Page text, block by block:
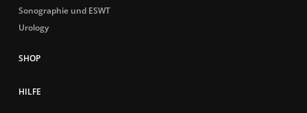
Sonographie und ESWT
Urology
HILFE